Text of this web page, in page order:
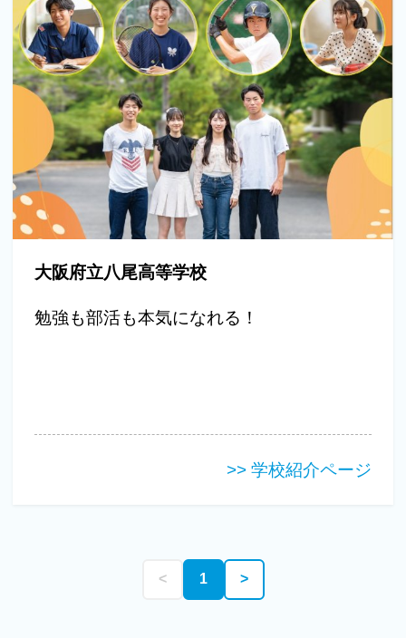
大阪府立八尾高等学校
勉強も部活も本気になれる！
>> 学校紹介ページ
< 1 >